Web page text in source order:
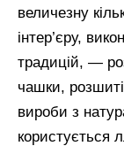
величезну
інтер’єру,
традицій, —
чашки,
вироби з
користується